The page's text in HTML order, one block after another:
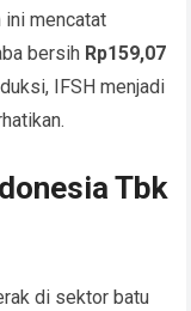
ini mencatat
bersih Rp159,07
IFSH menjadi
Tbk
di sektor batu